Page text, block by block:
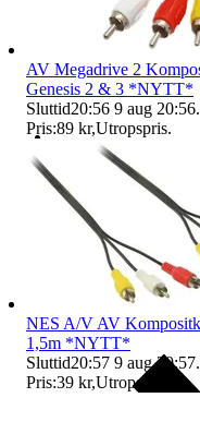
Ersättning om
AV Megadrive 2
Genesis 2 & 3 *NYTT*
Sluttid20:56 9 aug 20:56.
Pris:89 kr,Utropspris.
NES A/V AV
1,5m *NYTT*
Sluttid20:57 9 aug 20:57.
Pris:39 kr,Utropspris